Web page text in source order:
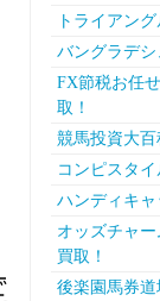
トライアン
バングラデ
FX節税お任
取！
競馬投資大百
コンピスタイ
ハンディキャ
オッズチャ
買取！
後楽園馬券道